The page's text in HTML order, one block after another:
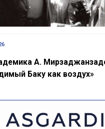
А.
Баку как воздух»